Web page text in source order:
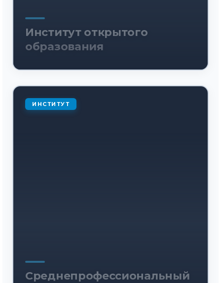
Институт открытого
образования
Среднепрофессиональный
ИНСТИТУТ